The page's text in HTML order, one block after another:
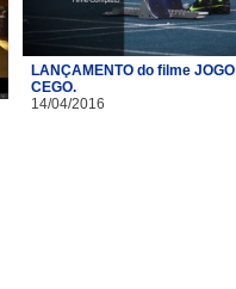
LANÇAMENTO do filme JOGO
CEGO.
14/04/2016